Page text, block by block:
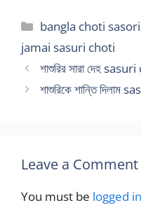
Categories
bangla choti sasori
jamai sasuri choti
শাশুরির সারা দেহ
শাশুরিকে শান্তি দিলাম
Leave a Comment
You must be logged in